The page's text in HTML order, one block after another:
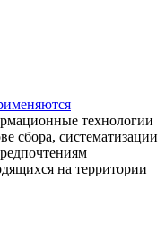
технологии
сбора, систематизации
на территории